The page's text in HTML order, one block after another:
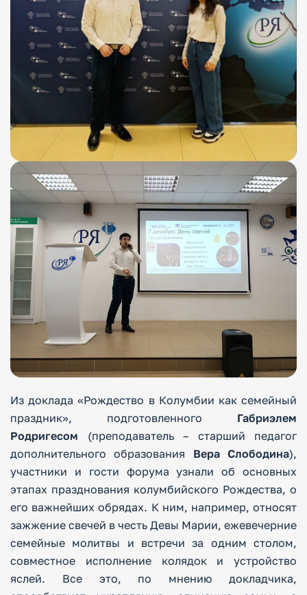
Из доклада «Рождество в Колумбии как семейный
праздник», подготовленного Габриэлем
Родригесом (преподаватель – старший педагог
дополнительного образования Вера Слободина),
участники и гости форума узнали об основных
этапах празднования колумбийского Рождества, о
его важнейших обрядах. К ним, например, относят
зажжение свечей в честь Девы Марии, ежевечерние
семейные молитвы и встречи за одним столом,
совместное исполнение колядок и устройство
яслей. Все это, по мнению докладчика,